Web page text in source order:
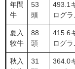
年間
牛
53
頭
493.1
ログラ
夏入
牧牛
88
頭
415.6
ログラ
秋入
31
364.0